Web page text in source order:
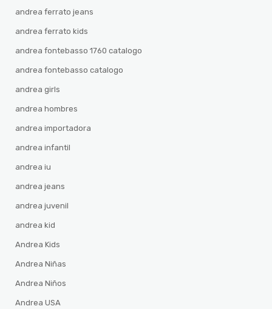
andrea ferrato jeans
andrea ferrato kids
andrea fontebasso 1760 catalogo
andrea fontebasso catalogo
andrea girls
andrea hombres
andrea importadora
andrea infantil
andrea iu
andrea jeans
andrea juvenil
andrea kid
Andrea Kids
Andrea Niñas
Andrea Niños
Andrea USA